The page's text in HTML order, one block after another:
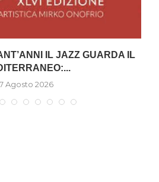
IL JAZZ GUARDA IL
7 Agosto 2026